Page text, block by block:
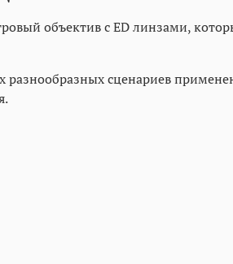
объектив с ED линзами,
разнообразных сценариев